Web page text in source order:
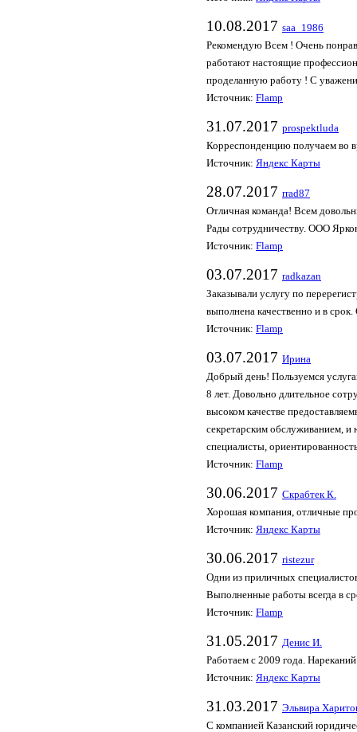
10.08.2017 saa_1986
Рекомендую Всем ! Очень
работают настоящие
проделанную работу ! С
Источник: Flamp
31.07.2017 prospektluda
Корреспонденцию получаем во
Источник: Яндекс Карты
28.07.2017 rrad87
Отличная команда! Всем
Рады сотрудничеству. ООО
Источник: Flamp
03.07.2017 radkazan
Заказывали услугу по
выполнена качественно и в
Источник: Flamp
03.07.2017 Ирина
Добрый день! Пользуемся
8 лет. Довольно длительное
высоком качестве
секретарским обслуживанием,
специалисты,
Источник: Flamp
30.06.2017 Скрабтек К.
Хорошая компания, отличные
Источник: Яндекс Карты
30.06.2017 ristezur
Одни из приличных
Выполненные работы всегда в
Источник: Flamp
31.05.2017 Денис И.
Работаем с 2009 года.
Источник: Яндекс Карты
31.03.2017 Эльвира
С компанией Казанский